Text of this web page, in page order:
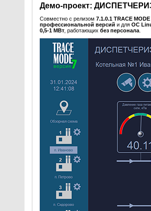
Демо-проект:
Совместно с релизом 7.1.0.1 TRACE MODE
профессиональной версий и для ОС
0,5-1 МВт , работающих без персонала